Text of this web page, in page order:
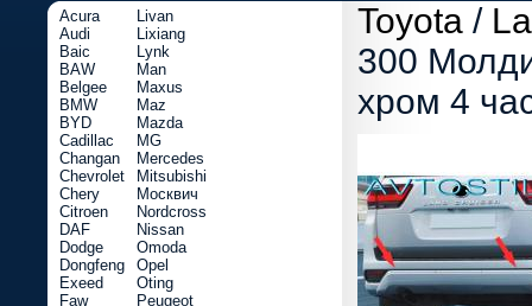
Toyota /
300
хром 4
Acura
Audi
Baic
BAW
Belgee
BMW
BYD
Cadillac
Changan
Chevrolet
Chery
Citroen
DAF
Dodge
Dongfeng
Exeed
Faw
Livan
Lixiang
Lynk
Man
Maxus
Maz
Mazda
MG
Mercedes
Mitsubishi
Москвич
Nordcross
Nissan
Omoda
Opel
Oting
Peugeot